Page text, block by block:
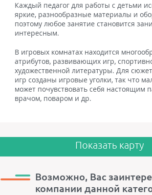
Каждый педагог для работы с детьми
яркие, разнообразные материалы и
поэтому любое занятие становится
интересным.
В игровых комнатах находится
атрибутов, развивающих игр,
художественной литературы. Для
игр созданы игровые уголки, так что
может почувствовать себя настоящим
врачом, поваром и др.
Показать карту
Возможно, Вас
компании данной